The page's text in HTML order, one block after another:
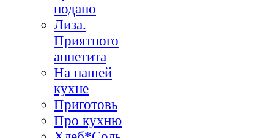
подано
Лиза.
Приятного
аппетита
На нашей
кухне
Приготовь
Про кухню